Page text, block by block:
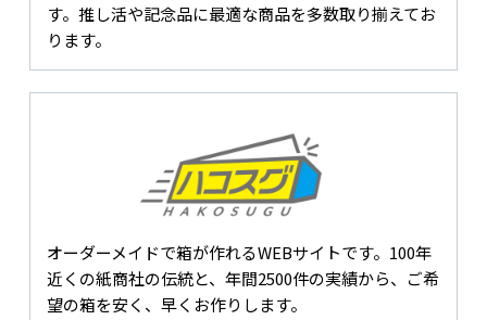
す。推し活や記念品に最適な商品を多数取り揃えてお
ります。
オーダーメイドで箱が作れるWEBサイトです。100年
近くの紙商社の伝統と、年間2500件の実績から、ご希
望の箱を安く、早くお作りします。